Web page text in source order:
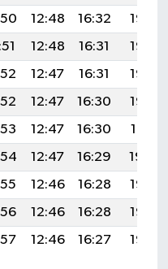
12:48 16:32
19:36
12:48 16:31
19:35
12:47 16:31
19:33
12:47 16:30
19:32
12:47 16:30
19:31
12:47 16:29
19:29
12:46 16:28
19:28
12:46 16:28
19:27
12:46 16:27 19:25